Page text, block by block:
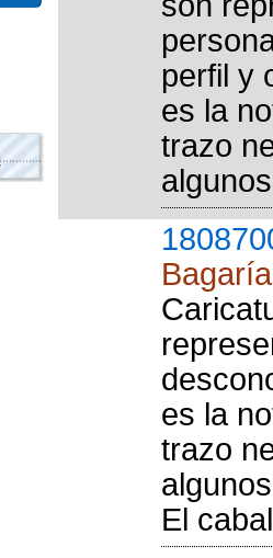
perfil y
es la
trazo
es la
trazo
El